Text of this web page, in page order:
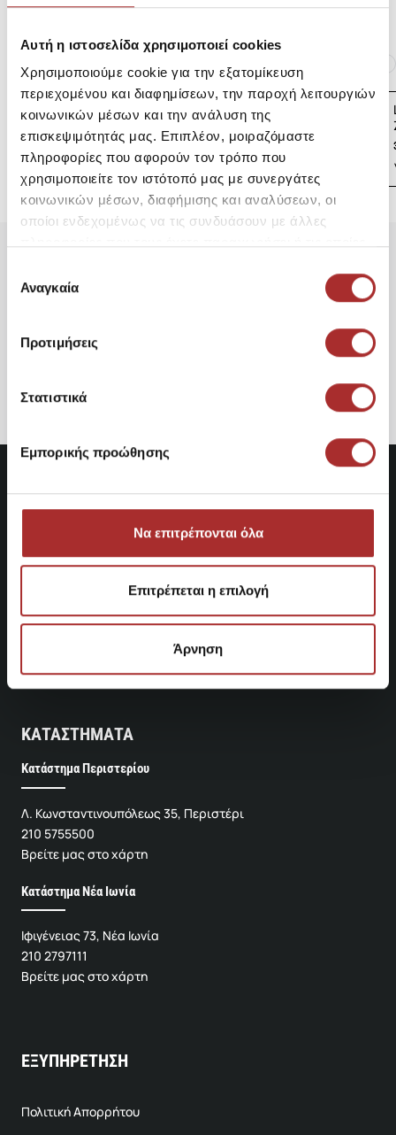
Αυτή η ιστοσελίδα χρησιμοποιεί cookies
Χρησιμοποιούμε cookie για την εξατομίκευση
περιεχομένου και διαφημίσεων, την παροχή λειτουργιών
κοινωνικών μέσων και την ανάλυση της
επισκεψιμότητάς μας. Επιπλέον, μοιραζόμαστε
πληροφορίες που αφορούν τον τρόπο που
χρησιμοποιείτε τον ιστότοπό μας με συνεργάτες
κοινωνικών μέσων, διαφήμισης και αναλύσεων, οι
οποίοι ενδεχομένως να τις συνδυάσουν με άλλες
των υπηρεσιών τους.
συγκατάθεσης
Αναγκαία
Προτιμήσεις
Στατιστικά
Εμπορικής προώθησης
Να επιτρέπονται όλα
Επιτρέπεται η επιλογή
Άρνηση
Ίδια κατηγορία Ίδιο Brand
LAPIN HOUSE Βρεφική
Ζακέτα Πλεκτή
39,00€
ΚΑΤΑΣΤΗΜΑΤΑ
Κατάστημα Περιστερίου
Λ. Κωνσταντινουπόλεως 35, Περιστέρι
210 5755500
Βρείτε μας στο χάρτη
Κατάστημα Νέα Ιωνία
Ιφιγένειας 73, Νέα Ιωνία
210 2797111
Βρείτε μας στο χάρτη
ΕΞΥΠΗΡΕΤΗΣΗ
Πολιτική Απορρήτου